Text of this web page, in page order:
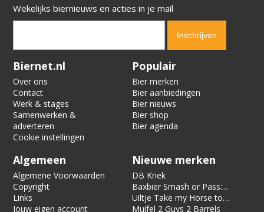
Wekelijks biernieuws en acties in je mail
Verification code:
Biernet.nl
Over ons
Contact
Werk & stages
Samenwerken &
adverteren
Cookie instellingen
Populair
Bier merken
Bier aanbiedingen
Bier nieuws
Bier shop
Bier agenda
Algemeen
Algemene Voorwaarden
Copyright
Links
Jouw eigen account
Nieuwe merken
DB Kriek
Baxbier Smash or Pass:
Strata
Uiltje Take my Horse to
the Hotel Room
Muifel 2 Guys 2 Barrels